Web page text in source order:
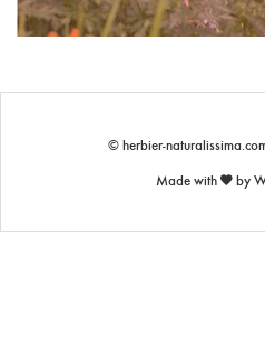
© herbier-
Made with
by